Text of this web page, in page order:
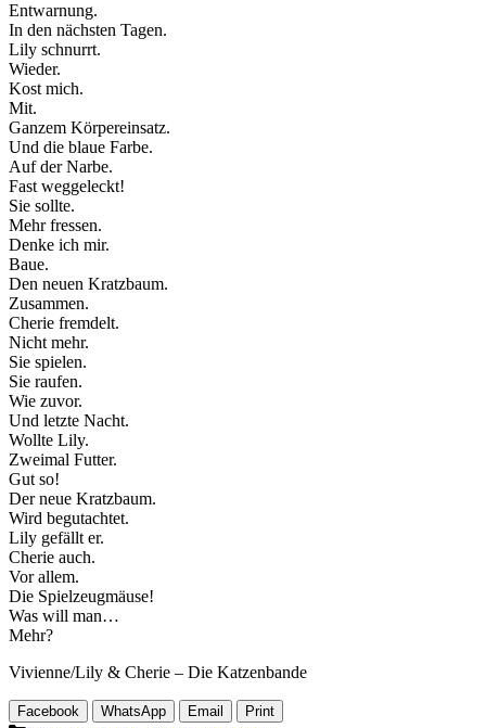
Entwarnung.
In den nächsten Tagen.
Lily schnurrt.
Wieder.
Kost mich.
Mit.
Ganzem Körpereinsatz.
Und die blaue Farbe.
Auf der Narbe.
Fast weggeleckt!
Sie sollte.
Mehr fressen.
Denke ich mir.
Baue.
Den neuen Kratzbaum.
Zusammen.
Cherie fremdelt.
Nicht mehr.
Sie spielen.
Sie raufen.
Wie zuvor.
Und letzte Nacht.
Wollte Lily.
Zweimal Futter.
Gut so!
Der neue Kratzbaum.
Wird begutachtet.
Lily gefällt er.
Cherie auch.
Vor allem.
Die Spielzeugmäuse!
Was will man…
Mehr?
Vivienne/Lily & Cherie – Die Katzenbande
Facebook WhatsApp Email Print